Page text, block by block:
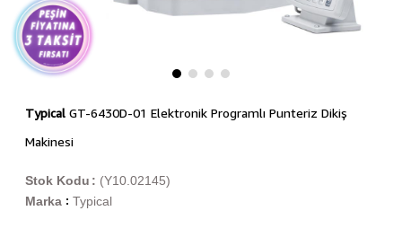
TypicalGT-6430D-01 Elektronik Programlı Punteriz Dikiş
Makinesi
(Y10.02145)
Stok Kodu
Marka : Typical